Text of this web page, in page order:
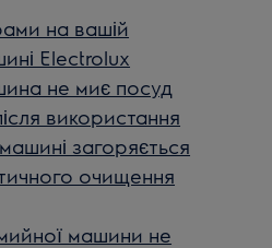
на вашій
Electrolux
не миє посуд
використання
загоряється
очищення
машини не